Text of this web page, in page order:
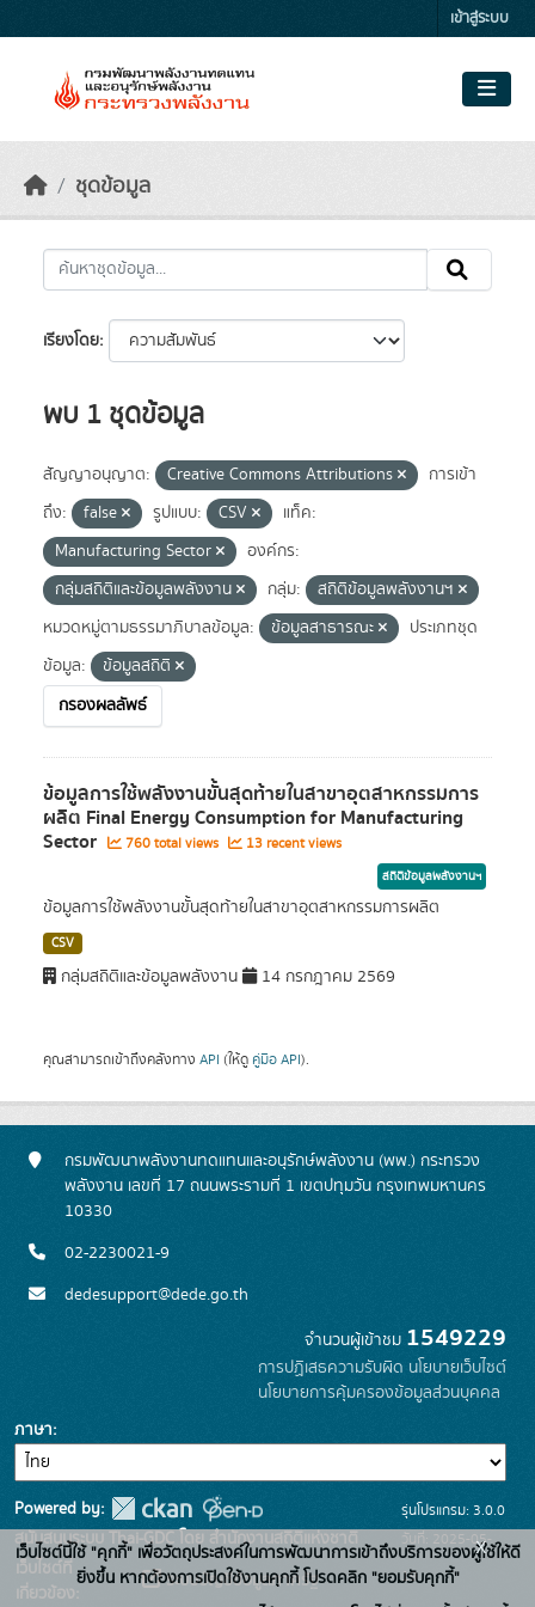
เข้าสู่ระบบ
ชุดข้อมูล
เรียงโดย
พบ 1 ชุดข้อมูล
สัญญาอนุญาต: Creative Commons Attributions
การเข้า
ถึง:
false รูปแบบ: CSV
แท็ค:
Manufacturing Sector
องค์กร:
กลุ่มสถิติและข้อมูลพลังงาน
กลุ่ม:
สถิติข้อมูลพลังงานฯ
หมวดหมู่ตามธรรมาภิบาลข้อมูล:
ข้อมูลสาธารณะ
ประเภทชุด
ข้อมูล:
ข้อมูลสถิติ
กรองผลลัพธ์
ข้อมูลการใช้พลังงานขั้นสุดท้ายในสาขาอุตสาหกรรมการ
ผลิต Final Energy Consumption for Manufacturing
Sector 760 total views 13 recent views
สถิติข้อมูลพลังงานฯ
ข้อมูลการใช้พลังงานขั้นสุดท้ายในสาขาอุตสาหกรรมการผลิต
CSV
กลุ่มสถิติและข้อมูลพลังงาน 14 กรกฎาคม 2569
คุณสามารถเข้าถึงคลังทาง API (ให้ดู คู่มือ API).
กรมพัฒนาพลังงานทดแทนและอนุรักษ์พลังงาน (พพ.) กระทรวง
พลังงาน เลขที่ 17 ถนนพระรามที่ 1 เขตปทุมวัน กรุงเทพมหานคร
10330
02-2230021-9
dedesupport@dede.go.th
จำนวนผู้เข้าชม 1549229
การปฏิเสธความรับผิด นโยบายเว็บไซต์
นโยบายการคุ้มครองข้อมูลส่วนบุคคล
ภาษา
Powered by:
สนับสนุนระบบ Thai-GDC โดย สำนักงานสถิติแห่งชาติ
เว็บไซต์ที่
เกี่ยวข้อง:
ระบบบัญชีข้อมูลภาครัฐ
รุ่นโปรแกรม: 3.0.0
วันที่: 2025-05-
19
เว็บไซต์นี้ใช้ "คุกกี้" เพื่อวัตถุประสงค์ในการพัฒนาการเข้าถึงบริการของผู้ใช้ให้ดี
ยิ่งขึ้น หากต้องการเปิดใช้งานคุกกี้ โปรดคลิก "ยอมรับคุกกี้"
x